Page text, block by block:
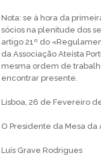
Nota: se à hora da
sócios na plenitude dos
artigo 21º do
da Associação Ateísta
mesma ordem de
encontrar presente.
Lisboa, 26 de Fevereiro
O Presidente da Mesa
Luís Grave Rodrigues